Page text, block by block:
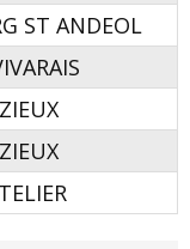
ST ANDEOL